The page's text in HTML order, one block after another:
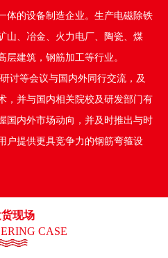
体的设备制造企业。生产电磁除铁
山、冶金、火力电厂、陶瓷、煤
建筑，钢筋加工等行业。
等会议与国内外同行交流，及
，并与国内相关院校及研发部门有
国内外市场动向，并及时推出与时
户提供更具竞争力的钢筋弯箍设
现场
CASE